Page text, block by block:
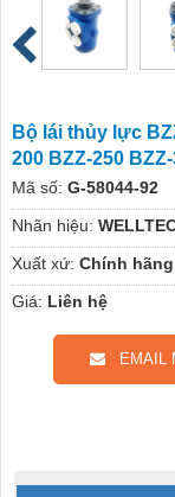
Bộ lái thủy lực
200 BZZ-250
Mã số: G-58044-92
Nhãn hiệu:
Xuất xứ: Chính hãng
Giá: Liên hệ
EMAIL